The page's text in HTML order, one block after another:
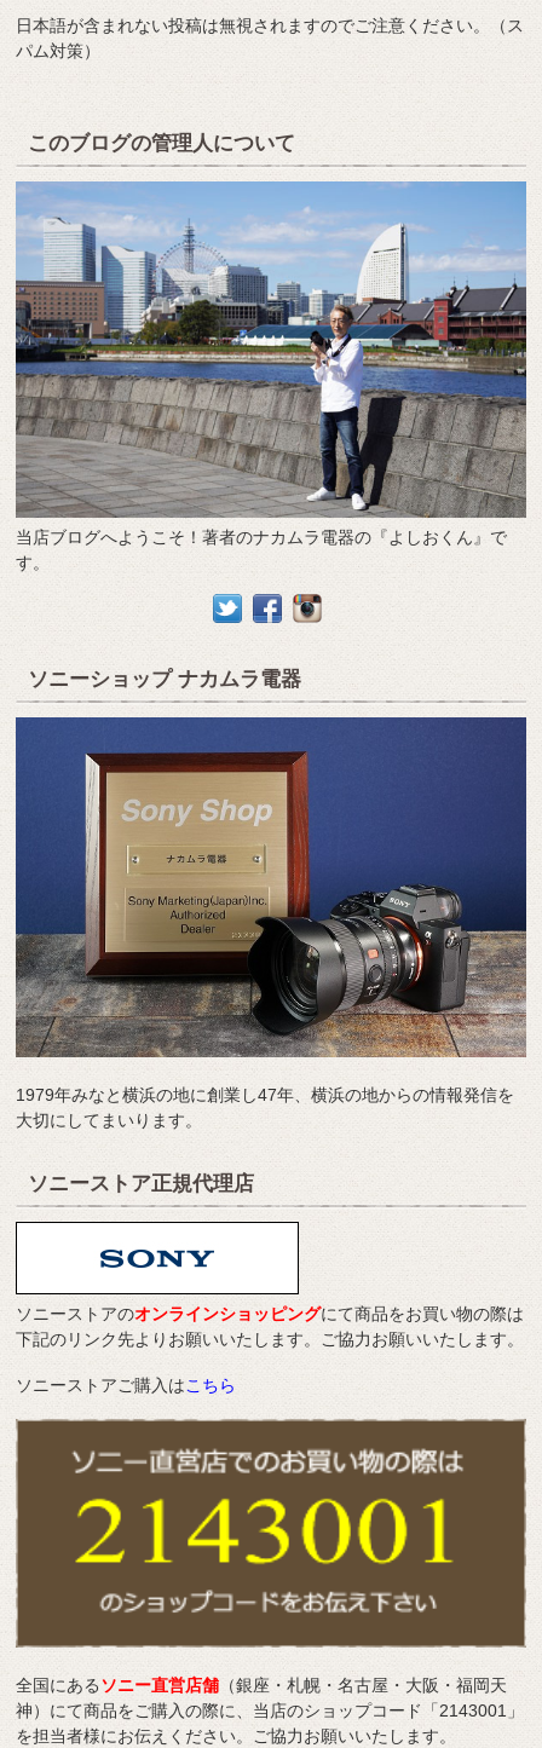
日本語が含まれない投稿は無視されますのでご注意ください。（ス
パム対策）
このブログの管理人について
当店ブログへようこそ！著者のナカムラ電器の『よしおくん』で
す。
ソニーショップ ナカムラ電器
1979年みなと横浜の地に創業し47年、横浜の地からの情報発信を
大切にしてまいります。
ソニーストア正規代理店
ソニーストアのオンラインショッピングにて商品をお買い物の際は
下記のリンク先よりお願いいたします。ご協力お願いいたします。
ソニーストアご購入はこちら
全国にあるソニー直営店舗 （銀座・札幌・名古屋・大阪・福岡天
神）にて商品をご購入の際に、当店のショップコード「2143001」
を担当者様にお伝えください。ご協力お願いいたします。